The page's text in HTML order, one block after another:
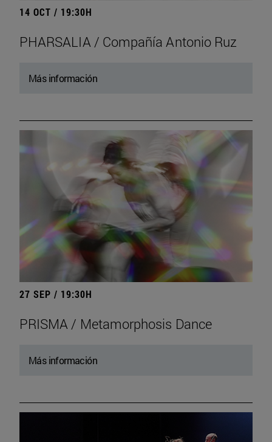
14 OCT / 19:30H
PHARSALIA / Compañía Antonio Ruz
Más información
27 SEP / 19:30H
PRISMA / Metamorphosis Dance
Más información